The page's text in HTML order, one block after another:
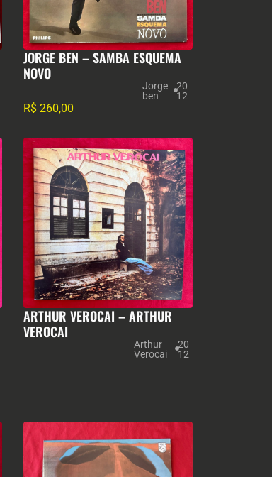
JORGE BEN – SAMBA ESQUEMA
NOVO
Jorge
ben
20
12
R$ 260,00
ARTHUR VEROCAI – ARTHUR
VEROCAI
Arthur
Verocai
20
12